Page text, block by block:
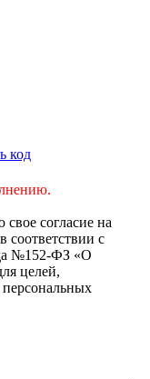
код
согласие на
соответствии с
№152-ФЗ «О
целей,